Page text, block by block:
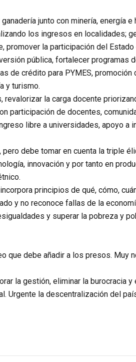
junto con minería, energía e
los ingresos en localidades;
promover la participación del
pública, fortalecer programas
de crédito para PYMES,
y turismo.
revalorizar la carga docente
participación de docentes,
libre a universidades, apoyo
debe tomar en cuenta la triple
innovación y por tanto en
principios de qué, cómo,
y no reconoce fallas de la
y superar la pobreza y
que debe añadir a los presos. Muy
la gestión, eliminar la burocracia
Urgente la descentralización del